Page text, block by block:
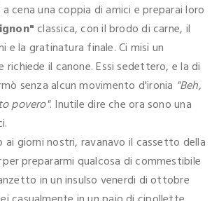
cena una coppia di amici e preparai loro
classica, con il brodo di carne, il
e la gratinatura finale. Ci misi un
richiede il canone. Essi sedettero, e la di
senza alcun movimento d'ironia "Beh,
povero". Inutile dire che ora sono una
ai giorni nostri, ravanavo il cassetto della
per prepararmi qualcosa di commestibile
in un insulso venerdi di ottobre